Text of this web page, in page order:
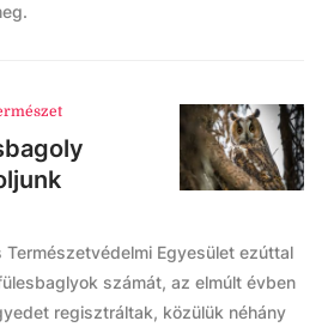
Egyesület ezúttal
számát, az elmúlt évben
regisztráltak, közülük néhány